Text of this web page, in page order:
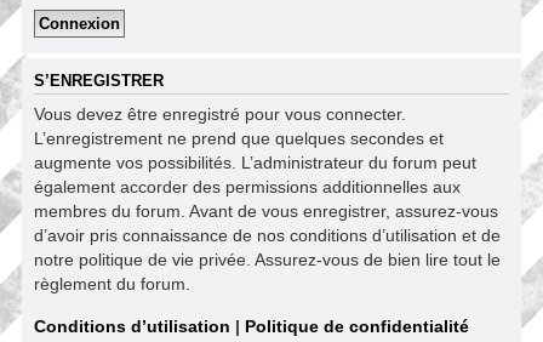
S’ENREGISTRER
Vous devez être enregistré pour vous connecter.
L’enregistrement ne prend que quelques secondes et
augmente vos possibilités. L’administrateur du forum peut
également accorder des permissions additionnelles aux
membres du forum. Avant de vous enregistrer, assurez-vous
d’avoir pris connaissance de nos conditions d’utilisation et de
notre politique de vie privée. Assurez-vous de bien lire tout le
règlement du forum.
Conditions d’utilisation | Politique de confidentialité